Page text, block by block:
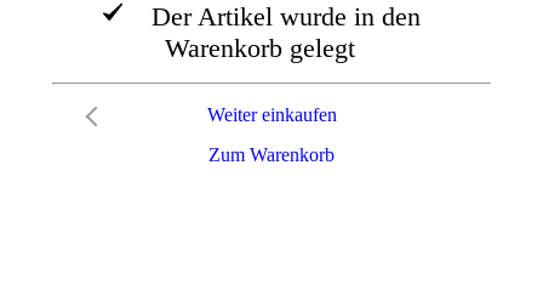
Der Artikel wurde in den
Warenkorb gelegt
Zum Warenkorb
Weiter einkaufen